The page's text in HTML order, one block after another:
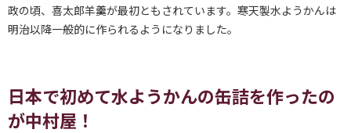
政の頃、喜太郎羊羹が最初ともされています。寒天製水ようかんは
明治以降一般的に作られるようになりました。
日本で初めて水ようかんの缶詰を作ったの
が中村屋！